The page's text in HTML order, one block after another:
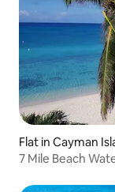
Flat in Cayman
7 Mile Beach